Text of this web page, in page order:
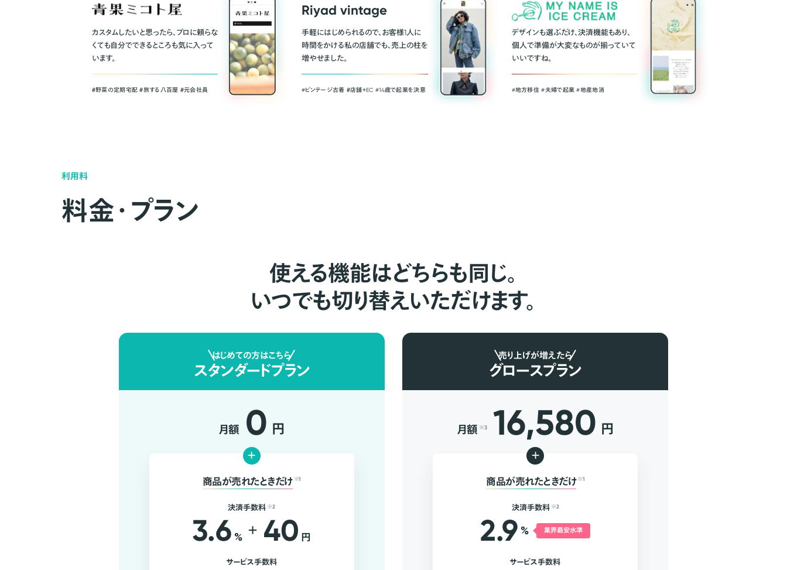
カスタムしたいと思ったら、プロに頼らな
くても自分でできるところも気に入って
います。
＃野菜の定期宅配 ＃旅する八百屋 ＃元会社員
Riyad vintage
手軽にはじめられるので、お客様1人に
時間をかける私の店舗でも、売上の柱を
増やせました。
#ビンテージ古着 ＃店舗＋EC #14歳で起業を決意
デザインも選ぶだけ、決済機能もあり、
個人で準備が大変なものが揃っていて
いいですね。
#地方移住 #夫婦で起業 #地産地消
利用料
料金・プラン
使える機能はどちらも同じ。
いつでも切り替えいただけます。
はじめての方はこちら
スタンダードプラン
月額 0 円
+
商品が売れたときだけ ※1
決済手数料 ※2
3.6 % + 40 円
サービス手数料
売り上げが増えたら
グロースプラン
月額 ※3 16,580 円
+
商品が売れたときだけ ※1
決済手数料 ※2
2.9 % 業界最安水準
サービス手数料